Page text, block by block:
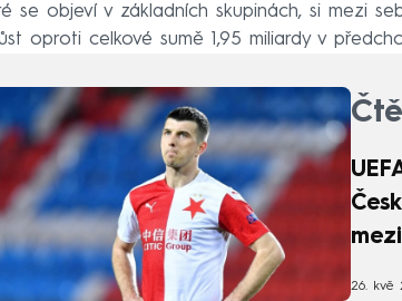
se objeví v základních skupinách, si mezi
oproti celkové sumě 1,95 miliardy v
26. kvě